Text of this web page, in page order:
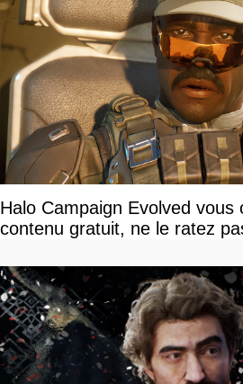
Halo Campaign Evolved vous
contenu gratuit, ne le ratez